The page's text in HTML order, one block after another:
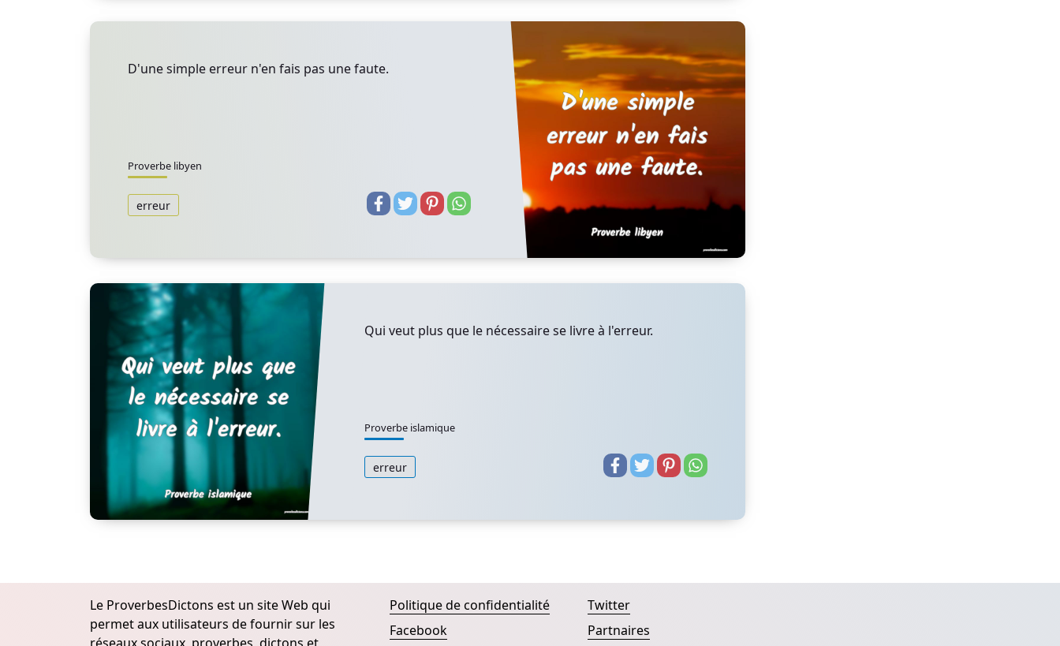
D'une simple erreur n'en fais pas une faute.
Proverbe libyen
erreur
Qui veut plus que le nécessaire se livre à l'erreur.
Proverbe islamique
erreur
Le ProverbesDictons est un site Web qui
permet aux utilisateurs de fournir sur les
Politique de confidentialité
Facebook
Twitter
Partnaires